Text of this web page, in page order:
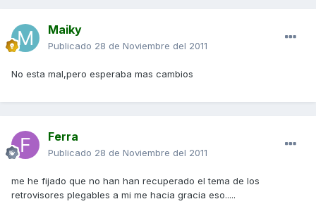
Maiky
Publicado 28 de Noviembre del 2011
No esta mal,pero esperaba mas cambios
Ferra
Publicado 28 de Noviembre del 2011
me he fijado que no han han recuperado el tema de los
retrovisores plegables a mi me hacia gracia eso.....